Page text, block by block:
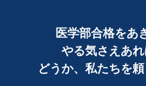
医学部合格をあ
やる気さえあれ
どうか、私たちを頼